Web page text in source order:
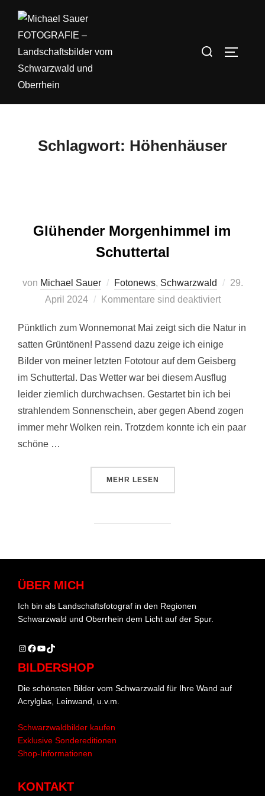
springen
Suchen
Schlagwort: Höhenhäuser
Glühender Morgenhimmel im
Schuttertal
von Michael Sauer Fotonews, Schwarzwald
29.
April 2024
Kommentare sind deaktiviert
Pünktlich zum Wonnemonat Mai zeigt sich die Natur in
satten Grüntönen! Passend dazu zeige ich einige
Bilder von meiner letzten Fototour auf dem Geisberg
im Schuttertal. Das Wetter war bei diesem Ausflug
leider ziemlich durchwachsen. Gestartet bin ich bei
strahlendem Sonnenschein, aber gegen Abend zogen
immer mehr Wolken rein. Trotzdem konnte ich ein paar
schöne …
MEHR ÜBER „GLÜHENDER
LESEN
ÜBER MICH
Ich bin als Landschaftsfotograf in den Regionen
Schwarzwald und Oberrhein dem Licht auf der Spur.
Instagram
Facebook
YouTube
TikTok
BILDERSHOP
Die schönsten Bilder vom Schwarzwald für Ihre Wand auf
Acrylglas, Leinwand, u.v.m.
Schwarzwaldbilder kaufen
Exklusive Sondereditionen
Shop-Informationen
KONTAKT